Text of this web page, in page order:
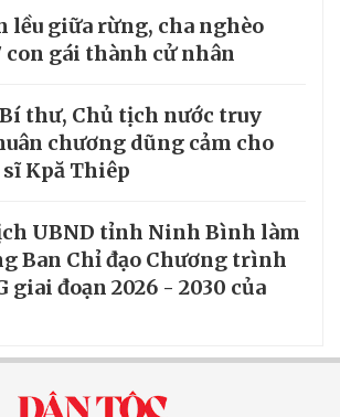
lều giữa rừng, cha nghèo
con gái thành cử nhân
thư, Chủ tịch nước truy
chương dũng cảm cho
Kpă Thiêp
UBND tỉnh Ninh Bình làm
Ban Chỉ đạo Chương trình
giai đoạn 2026 - 2030 của